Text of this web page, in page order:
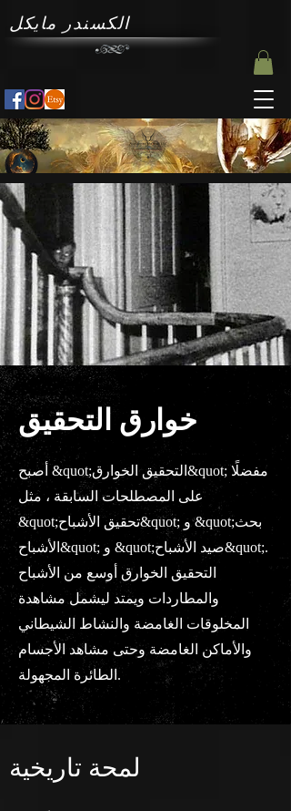
الكسندر مايكل
خوارق التحقيق
أصبح &quot;التحقيق الخوارق&quot; مفضلًا
على المصطلحات السابقة ، مثل
&quot;تحقيق الأشباح&quot; و &quot;بحث
الأشباح&quot; و &quot;صيد الأشباح&quot;.
التحقيق الخوارق أوسع من الأشباح
والمطاردات ويمتد ليشمل مشاهدة
المخلوقات الغامضة والنشاط الشيطاني
والأماكن الغامضة وحتى مشاهد الأجسام
الطائرة المجهولة.
لمحة تاريخية